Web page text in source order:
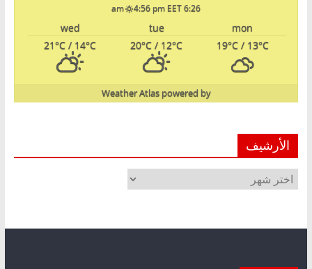
6:26 am
4:56 pm EET
mon
tue
wed
19°C/ 13°C
20°C / 12°C
21°C / 14°C
powered by
Weather Atlas
الأرشيف
الأرشيف